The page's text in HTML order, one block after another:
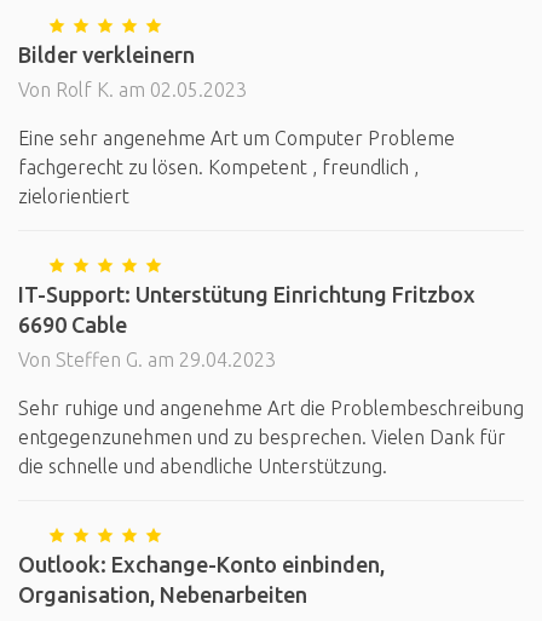
Bilder verkleinern
Von Rolf K. am 02.05.2023
Eine sehr angenehme Art um Computer Probleme
fachgerecht zu lösen. Kompetent , freundlich ,
zielorientiert
IT-Support: Unterstütung Einrichtung Fritzbox
6690 Cable
Von Steffen G. am 29.04.2023
Sehr ruhige und angenehme Art die Problembeschreibung
entgegenzunehmen und zu besprechen. Vielen Dank für
die schnelle und abendliche Unterstützung.
Outlook: Exchange-Konto einbinden,
Organisation, Nebenarbeiten